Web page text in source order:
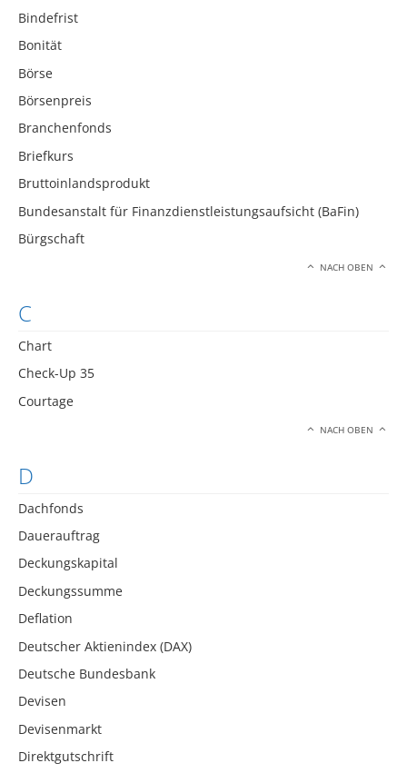
Bindefrist
Bonität
Börse
Börsenpreis
Branchenfonds
Briefkurs
Bruttoinlandsprodukt
Bundesanstalt für Finanzdienstleistungsaufsicht (BaFin)
Bürgschaft
NACH OBEN
C
Chart
Check-Up 35
Courtage
NACH OBEN
D
Dachfonds
Dauerauftrag
Deckungskapital
Deckungssumme
Deflation
Deutscher Aktienindex (DAX)
Deutsche Bundesbank
Devisen
Devisenmarkt
Direktgutschrift